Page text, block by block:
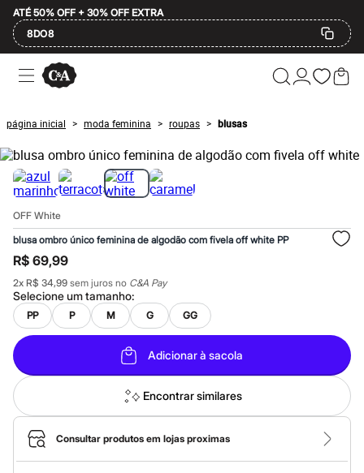
ATÉ 50% OFF + 30% OFF EXTRA
8DO8
Ofertas
Compre por Departamento
Masculino
Infantil
Calçados
Plus Size
2 calçados por R$189
2 peças por R$199
3 itens de beleza por R$129
Até 20% off
Até 40% off
Até 60% off
A partir de 60% off
Feminino
Em alta
Inverno
Alfaiataria
Novidades
Roupas
Blusas e Camisetas
Básicos
Calças
Casacos e Jaquetas
Jeans
Macacões
página inicial > moda feminina > roupas > blusas
OFF White
blusa ombro único feminina de algodão com fivela off white PP
R$ 69,99
2x R$ 34,99 sem juros no C&A Pay
Selecione umtamanho:
PP P M G GG
Adicionar à sacola
Encontrar similares
Consultar produtos em lojas proximas